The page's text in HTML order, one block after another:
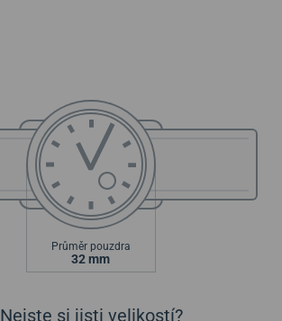
Průměr pouzdra
32 mm
Nejste si jisti velikostí?